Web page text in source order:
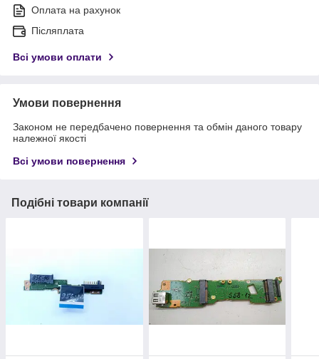
Оплата на рахунок
Післяплата
Всі умови оплати
Умови повернення
Законом не передбачено повернення та обмін даного товару
належної якості
Всі умови повернення
Подібні товари компанії